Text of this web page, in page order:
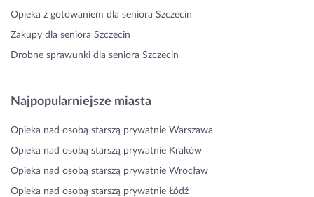
Opieka z gotowaniem dla seniora Szczecin
Zakupy dla seniora Szczecin
Drobne sprawunki dla seniora Szczecin
Najpopularniejsze miasta
Opieka nad osobą starszą prywatnie Warszawa
Opieka nad osobą starszą prywatnie Kraków
Opieka nad osobą starszą prywatnie Wrocław
Opieka nad osobą starszą prywatnie Łódź